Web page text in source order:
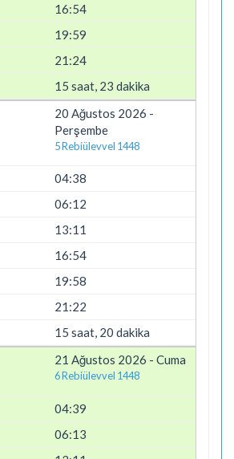
16:54
19:59
21:24
15 saat, 23 dakika
20 Ağustos 2026 -
Perşembe
5 Rebiülevvel 1448
04:38
06:12
13:11
16:54
19:58
21:22
15 saat, 20 dakika
21 Ağustos 2026 - Cuma
6 Rebiülevvel 1448
04:39
06:13